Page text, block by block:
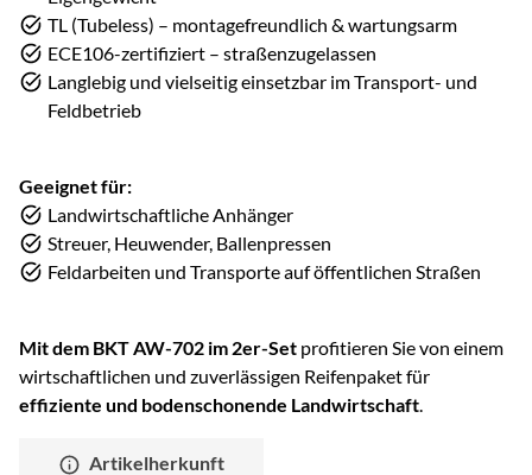
TL (Tubeless) – montagefreundlich & wartungsarm
ECE106-zertifiziert – straßenzugelassen
Langlebig und vielseitig einsetzbar im Transport- und
Feldbetrieb
Geeignet für:
Landwirtschaftliche Anhänger
Streuer, Heuwender, Ballenpressen
Feldarbeiten und Transporte auf öffentlichen Straßen
Mit dem BKT AW-702 im 2er-Set profitieren Sie von einem
wirtschaftlichen und zuverlässigen Reifenpaket für
effiziente und bodenschonende Landwirtschaft.
Artikelherkunft